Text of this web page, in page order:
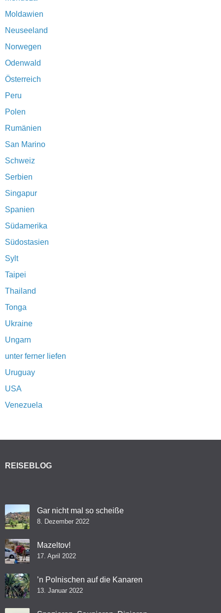
Moldawien
Neuseeland
Norwegen
Odenwald
Österreich
Peru
Polen
Rumänien
San Marino
Schweiz
Serbien
Singapur
Spanien
Südamerika
Südostasien
Sylt
Taipei
Thailand
Tonga
Ukraine
Ungarn
unter ferner liefen
Uruguay
USA
Venezuela
REISEBLOG
Gar nicht mal so scheiße
8. Dezember 2022
Mazeltov!
17. April 2022
’n Polnischen auf die Kanaren
13. Januar 2022